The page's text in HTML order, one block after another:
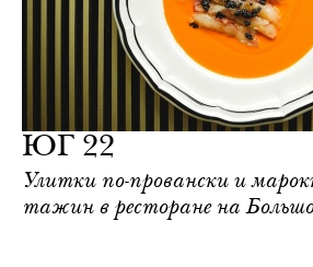
ЮГ 22
Улитки по-провански и
тажин в ресторане на
среда